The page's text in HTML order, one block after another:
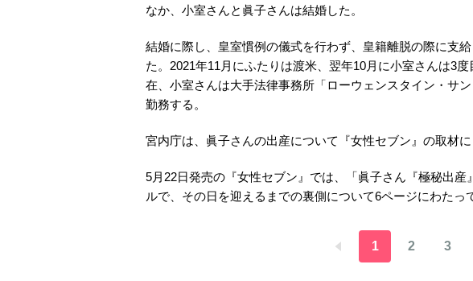
なか、小室さんと眞子さんは結婚した。
結婚に際し、皇室慣例の儀式を行わず、皇籍離脱の際に支
た。2021年11月にふたりは渡米、翌年10月に小室さんは3
在、小室さんは大手法律事務所「ローウェンスタイン・サ
勤務する。
宮内庁は、眞子さんの出産について『女性セブン』の取材
5月22日発売の『女性セブン』では、「眞子さん『極秘出産
ルで、その日を迎えるまでの裏側について6ページにわたっ
1 2 3